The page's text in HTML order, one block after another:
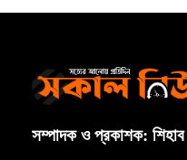
সম্পাদক ও প্রকাশক: